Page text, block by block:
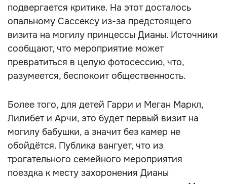
подвергается критике. На этот досталось
опальному Сассексу из-за предстоящего
визита на могилу принцессы Дианы. Источники
сообщают, что мероприятие может
превратиться в целую фотосессию, что,
разумеется, беспокоит общественность.
Более того, для детей Гарри и Меган Маркл,
Лилибет и Арчи, это будет первый визит на
могилу бабушки, а значит без камер не
обойдётся. Публика вангует, что из
трогательного семейного мероприятия
поездка к месту захоронения Дианы